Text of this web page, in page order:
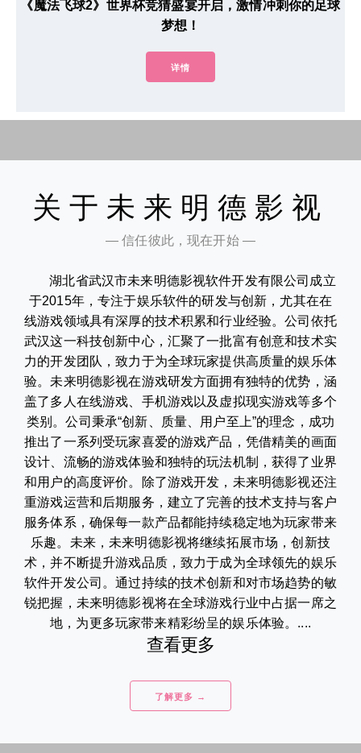
《魔法飞球2》世界杯竞猜盛宴开启，激情冲刺你的足球
梦想！
详情
关于未来明德影视
— 信任彼此，现在开始 —
湖北省武汉市未来明德影视软件开发有限公司成立
于2015年，专注于娱乐软件的研发与创新，尤其在在
线游戏领域具有深厚的技术积累和行业经验。公司依托
武汉这一科技创新中心，汇聚了一批富有创意和技术实
力的开发团队，致力于为全球玩家提供高质量的娱乐体
验。未来明德影视在游戏研发方面拥有独特的优势，涵
盖了多人在线游戏、手机游戏以及虚拟现实游戏等多个
类别。公司秉承“创新、质量、用户至上”的理念，成功
推出了一系列受玩家喜爱的游戏产品，凭借精美的画面
设计、流畅的游戏体验和独特的玩法机制，获得了业界
和用户的高度评价。除了游戏开发，未来明德影视还注
重游戏运营和后期服务，建立了完善的技术支持与客户
服务体系，确保每一款产品都能持续稳定地为玩家带来
乐趣。未来，未来明德影视将继续拓展市场，创新技
术，并不断提升游戏品质，致力于成为全球领先的娱乐
软件开发公司。通过持续的技术创新和对市场趋势的敏
锐把握，未来明德影视将在全球游戏行业中占据一席之
地，为更多玩家带来精彩纷呈的娱乐体验。....
查看更多
了解更多 →